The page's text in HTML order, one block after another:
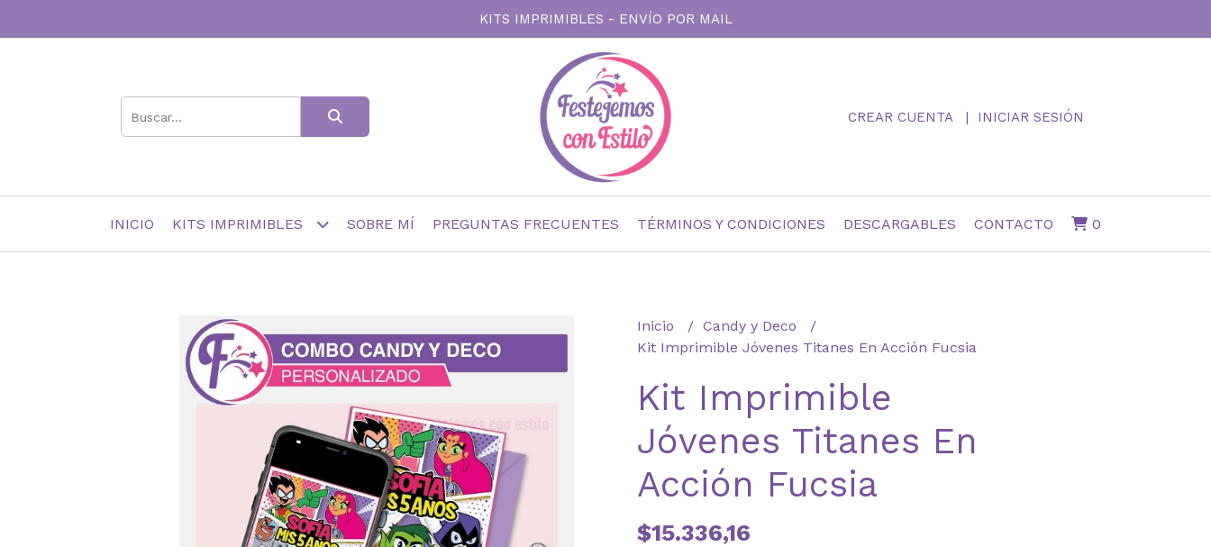
KITS IMPRIMIBLES - ENVÍO POR MAIL
CREAR CUENTA INICIAR SESIÓN
INICIO KITS IMPRIMIBLES SOBRE MÍ PREGUNTAS FRECUENTES TÉRMINOS Y CONDICIONES DESCARGABLES CONTACTO 0
Inicio
Candy y Deco
Kit Imprimible Jóvenes Titanes En Acción Fucsia
Kit Imprimible
Jóvenes Titanes En
Acción Fucsia
$15.336,16